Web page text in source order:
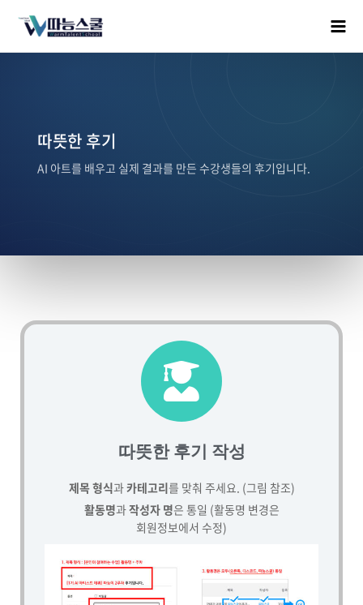
따뜻한 후기
AI 아트를 배우고 실제 결과를 만든 수강생들의 후기입니다.
따뜻한 후기 작성
제목 형식과카테고리를 맞춰 주세요. (그림 참조)
활동명과작성자 명은 통일 (활동명 변경은
회원정보에서 수정)